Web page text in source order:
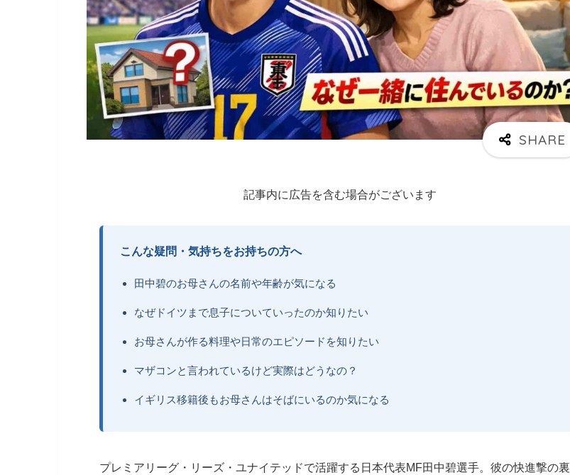
記事内に広告を含む場合がございます
こんな疑問・気持ちをお持ちの方へ
田中碧のお母さんの名前や年齢が気になる
なぜドイツまで息子についていったのか知りたい
お母さんが作る料理や日常のエピソードを知りたい
マザコンと言われているけど実際はどうなの？
イギリス移籍後もお母さんはそばにいるのか気になる
プレミアリーグ・リーズ・ユナイテッドで活躍する日本代表MF田中碧選手。彼の快進撃の裏